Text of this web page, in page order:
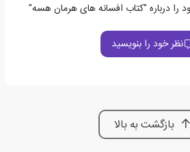
را درباره "کتاب افسانه های هرمان هسه"
نظر خود را بنویسید
بازگشت به بالا